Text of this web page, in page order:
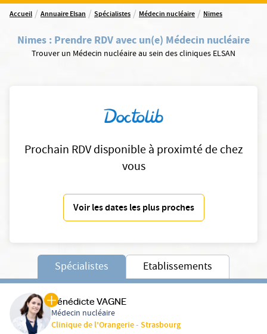
Accueil / Annuaire Elsan / Spécialistes / Médecin nucléaire / Nimes
Nimes : Prendre RDV avec un(e) Médecin nucléaire
Trouver un Médecin nucléaire au sein des cliniques ELSAN
Prochain RDV disponible à proximté de chez
vous
Voir les dates les plus proches
Spécialistes Etablissements
Bénédicte VAGNE
Médecin nucléaire
Clinique de l'Orangerie - Strasbourg